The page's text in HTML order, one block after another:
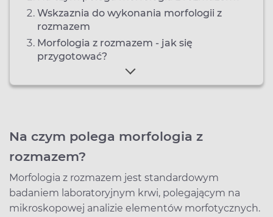
Wskzaznia do wykonania morfologii z
rozmazem
Morfologia z rozmazem - jak się
przygotować?
Na czym polega morfologia z
rozmazem?
Morfologia z rozmazem jest standardowym
badaniem laboratoryjnym krwi, polegającym na
mikroskopowej analizie elementów morfotycznych.